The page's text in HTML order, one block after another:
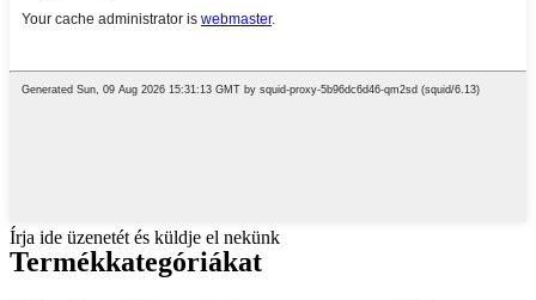
Írja ide üzenetét és küldje el nekünk
Termékkategóriákat